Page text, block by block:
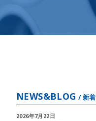
NEWS&BLOG / 新
2026年7月22日